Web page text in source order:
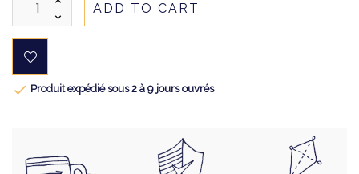
ADD TO CART
 Produit expédié sous 2 à 9 jours ouvrés